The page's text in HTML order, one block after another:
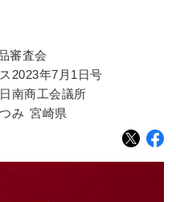
審査会
2023年7月1日号
日南商工会議所
み 宮崎県